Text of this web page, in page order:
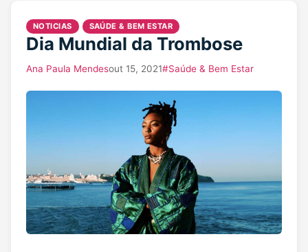
NOTICIAS SAÚDE & BEM ESTAR
Dia Mundial da Trombose
Ana Paula Mendesout 15, 2021#Saúde & Bem Estar